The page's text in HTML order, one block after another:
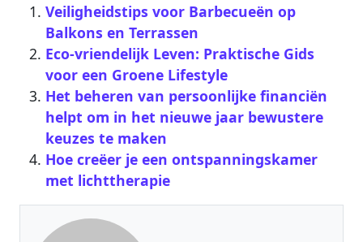
Veiligheidstips voor Barbecueën op
Balkons en Terrassen
Eco-vriendelijk Leven: Praktische Gids
voor een Groene Lifestyle
Het beheren van persoonlijke financiën
helpt om in het nieuwe jaar bewustere
keuzes te maken
Hoe creëer je een ontspanningskamer
met lichttherapie